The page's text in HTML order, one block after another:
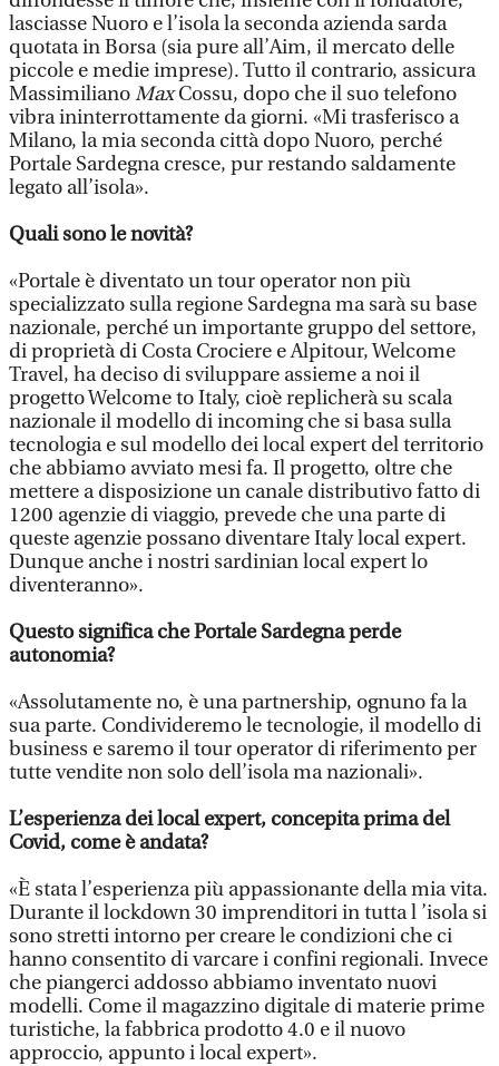
lasciasse Nuoro e l’isola la seconda azienda sarda
quotata in Borsa (sia pure all’Aim, il mercato delle
piccole e medie imprese). Tutto il contrario, assicura
MassimilianoMaxCossu, dopo che il suo telefono
vibra ininterrottamente da giorni. «Mi trasferisco a
Milano, la mia seconda città dopo Nuoro, perché
Portale Sardegna cresce, pur restando saldamente
legato all’isola».
Quali sono le novità?
«Portale è diventato un tour operator non più
specializzato sulla regione Sardegna ma sarà su base
nazionale, perché un importante gruppo del settore,
di proprietà di Costa Crociere e Alpitour, Welcome
Travel, ha deciso di sviluppare assieme a noi il
progetto Welcome to Italy, cioè replicherà su scala
nazionale il modello di incoming che si basa sulla
tecnologia e sul modello dei local expert del territorio
che abbiamo avviato mesi fa. Il progetto, oltre che
mettere a disposizione un canale distributivo fatto di
1200 agenzie di viaggio, prevede che una parte di
queste agenzie possano diventare Italy local expert.
Dunque anche i nostri sardinian local expert lo
diventeranno».
Questo significa che Portale Sardegna perde
autonomia?
«Assolutamente no, è una partnership, ognuno fa la
sua parte. Condivideremo le tecnologie, il modello di
business e saremo il tour operator di riferimento per
tutte vendite non solo dell’isola ma nazionali».
L’esperienza dei local expert, concepita prima del
Covid, come è andata?
«È stata l’esperienza più appassionante della mia vita.
Durante il lockdown 30 imprenditori in tutta l ’isola si
sono stretti intorno per creare le condizioni che ci
hanno consentito di varcare i confini regionali. Invece
che piangerci addosso abbiamo inventato nuovi
modelli. Come il magazzino digitale di materie prime
turistiche, la fabbrica prodotto 4.0 e il nuovo
approccio, appunto i local expert».